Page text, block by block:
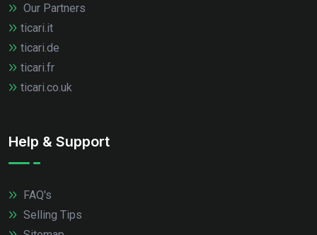
Our Partners
ticari.it
ticari.de
ticari.fr
ticari.co.uk
Help & Support
FAQ's
Selling Tips